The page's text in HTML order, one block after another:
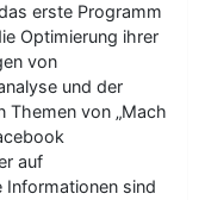
erste Programm
Optimierung ihrer
von
und der
Themen von „Mach
auf
sind